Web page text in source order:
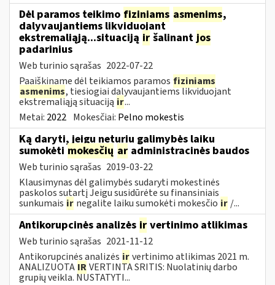
Dėl paramos teikimo fiziniams asmenims,
dalyvaujantiems likviduojant
ekstremaliąją...situaciją ir šalinant jos
padarinius
Web turinio sąrašas 2022-07-22
Paaiškiname dėl teikiamos paramos fiziniams
asmenims, tiesiogiai dalyvaujantiems likviduojant
ekstremaliąją situaciją ir...
Metai: 2022 Mokesčiai: Pelno mokestis
Ką daryti, jeigu neturiu galimybės laiku
sumokėti mokesčių ar administracinės baudos
Web turinio sąrašas 2019-03-22
Klausimynas dėl galimybės sudaryti mokestinės
paskolos sutartį Jeigu susidūrėte su finansiniais
sunkumais ir negalite laiku sumokėti mokesčio ir /...
Antikorupcinės analizės ir vertinimo atlikimas
Web turinio sąrašas 2021-11-12
Antikorupcinės analizės irvertinimo atlikimas 2021 m.
ANALIZUOTA IRVERTINTA SRITIS: Nuolatinių darbo
grupių veikla. NUSTATYTI...